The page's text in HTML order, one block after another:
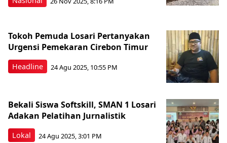
Headline
Tokoh Pemuda Losari Pertanyakan
Urgensi Pemekaran Cirebon Timur
24 Agu 2025, 10:55 PM
Lokal
Bekali Siswa Softskill, SMAN 1 Losari
Adakan Pelatihan Jurnalistik
24 Agu 2025, 3:01 PM